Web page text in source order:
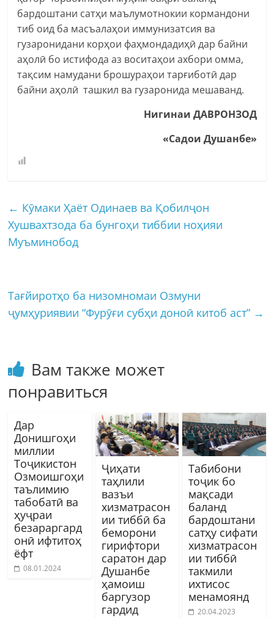
бардоштани сатҳи маълумотнокии кормандони
тиб оид ба масъалаҳои иммунизатсия ва
гузаронидани корҳои фаҳмондадиҳӣ дар байни
аҳолӣ бо истифода аз воситаҳои ахбори омма,
тақсим намудани брошураҳои тарғиботӣ дар
байни аҳолӣ ташкил ва гузаронида мешаванд.
Нигинаи ДАВРОНЗОД
«Садои Душанбе»
← Кӯмаки Ҳаёт Одинаев ва Қобилҷон
Хушвахтзода ба бунгоҳи тиббии ноҳияи
Муъминобод
Тағйиротҳо ба низомномаи Озмуни
ҷумҳуриявии “Фурӯғи субҳи доноӣ китоб аст” →
Вам также может
понравиться
Дар
Донишгоҳи
миллии
Тоҷикистон
Озмоишгоҳи
таълимию
табобатӣ ва
ҳуҷраи
безараргард
онӣ ифтитоҳ
ёфт
08.01.2024
Ҷиҳати
таҳлили
вазъи
хизматрасон
ии тиббӣ ба
беморони
гирифтори
саратон дар
Душанбе
ҳамоиш
баргузор
гардид
Табибони
тоҷик бо
мақсади
баланд
бардоштани
сатҳу сифати
хизматрасон
ии тиббӣ
такмили
ихтисос
менамоянд
20.04.2023